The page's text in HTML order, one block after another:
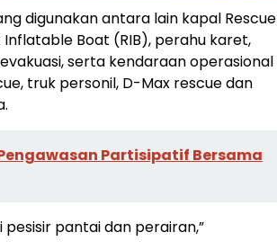
digunakan antara lain kapal Rescue
Inflatable Boat (RIB), perahu karet,
serta kendaraan operasional
truk personil, D-Max rescue dan
Partisipatif Bersama
pesisir pantai dan perairan,”